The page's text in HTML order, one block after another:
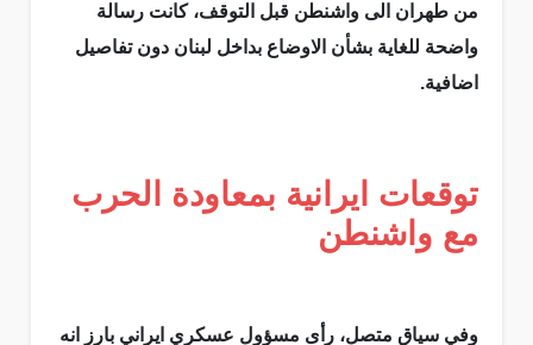
من طهران الى واشنطن قبل التوقف، كانت رسالة
واضحة للغاية بشأن الاوضاع بداخل لبنان دون تفاصيل
اضافية.
توقعات ايرانية بمعاودة الحرب
مع واشنطن
وفي سياق متصل، رأى مسؤول عسكري ايراني بارز انه